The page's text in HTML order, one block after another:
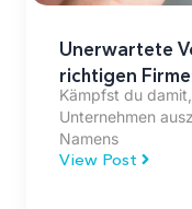
Unerwartete
richtigen
Kämpfst du
Unternehmen
Namens
View Post